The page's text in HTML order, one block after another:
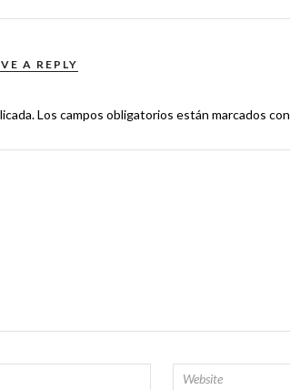
A REPLY
Los campos obligatorios están marcados con